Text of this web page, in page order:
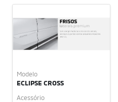
Modelo
ECLIPSE CROSS
Acessório